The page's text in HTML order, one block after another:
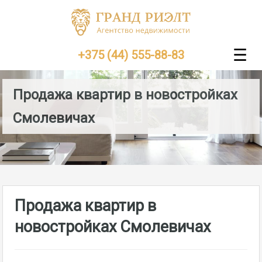
+375 (44) 555-88-83 ☰
Продажа квартир в новостройках
Смолевичах
Продажа квартир в
новостройках Смолевичах